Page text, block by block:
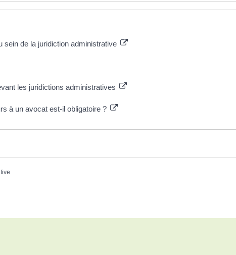
sein de la juridiction administrative
les juridictions administratives
à un avocat est-il obligatoire ?